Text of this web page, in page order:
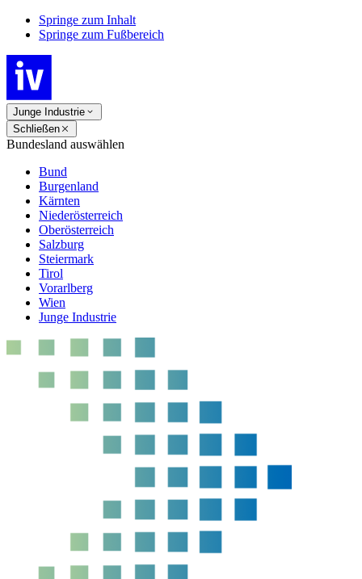
Springe zum Inhalt
Springe zum Fußbereich
Junge Industrie
Schließen
Bundesland auswählen
Bund
Burgenland
Kärnten
Niederösterreich
Oberösterreich
Salzburg
Steiermark
Tirol
Vorarlberg
Wien
Junge Industrie